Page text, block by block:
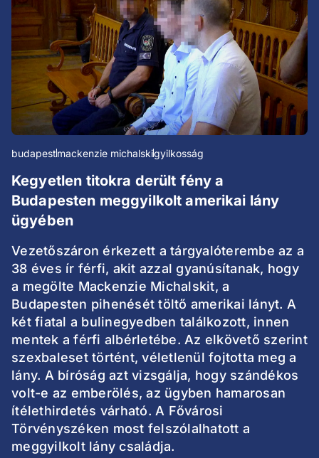
budapestmackenzie michalskigyilkosság
Kegyetlen titokra derült fény a
Budapesten meggyilkolt amerikai lány
ügyében
Vezetőszáron érkezett a tárgyalóterembe az a
38 éves ír férfi, akit azzal gyanúsítanak, hogy
a megölte Mackenzie Michalskit, a
Budapesten pihenését töltő amerikai lányt. A
két fiatal a bulinegyedben találkozott, innen
mentek a férfi albérletébe. Az elkövető szerint
szexbaleset történt, véletlenül fojtotta meg a
lány. A bíróság azt vizsgálja, hogy szándékos
volt-e az emberölés, az ügyben hamarosan
ítélethirdetés várható. A Fővárosi
Törvényszéken most felszólalhatott a
meggyilkolt lány családja.